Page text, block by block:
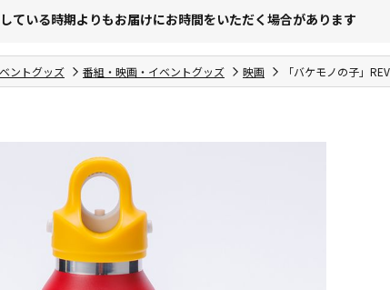
ている時期よりもお届けにお時間をいただく場合があります
ントグッズ 番組・映画・イベントグッズ 映画 「バケモノの子」